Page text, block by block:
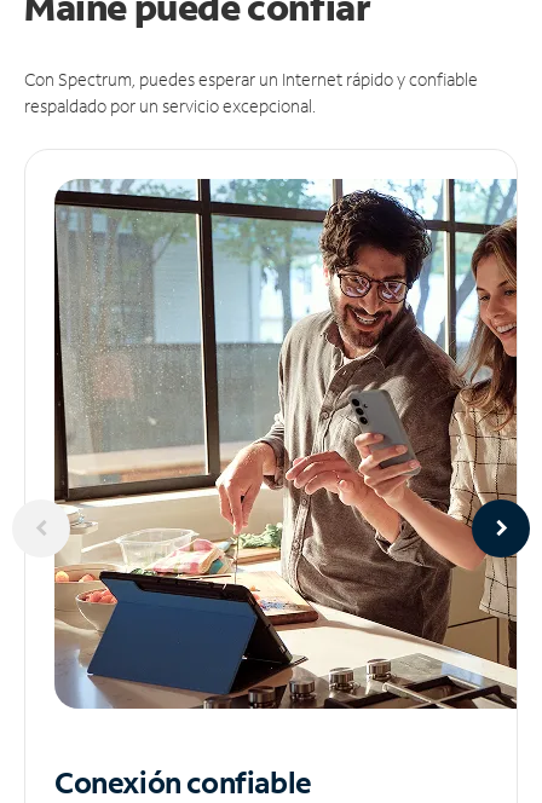
Con Spectrum, puedes esperar un Internet rápido y confiable
respaldado por un servicio excepcional.
Conexión confiable